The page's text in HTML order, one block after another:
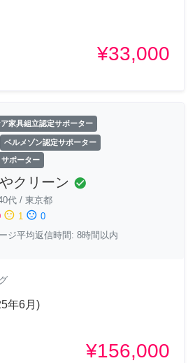
¥33,000
家具組立認定サポーター
ベルメゾン認定サポーター
ポーター
クリーン check_circle
代 / 東京都
sentiment_neutral 1 sentiment_dissatisfied 0
ジ平均返信時間: 8時間以内
年6月)
¥156,000